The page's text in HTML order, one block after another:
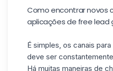
Como encontrar novos
aplicações de free lead
É simples, os canais para
deve ser
Há muitas maneiras de